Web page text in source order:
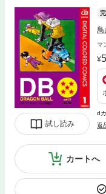
試し読み
鳥
マ
d
返
カートへ